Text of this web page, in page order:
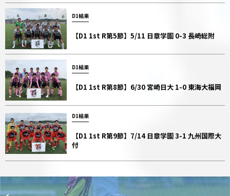
D1結果
【D1 1st R第5節】5/11 日章学園 0-3 長崎総附
D1結果
【D1 1st R第8節】6/30 宮崎日大 1-0 東海大福岡
D1結果
【D1 1st R第9節】7/14 日章学園 3-1 九州国際大
付